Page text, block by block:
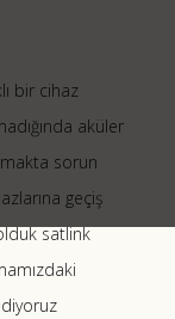
bir cihaz
aküler
sorun
geçiş
satlink